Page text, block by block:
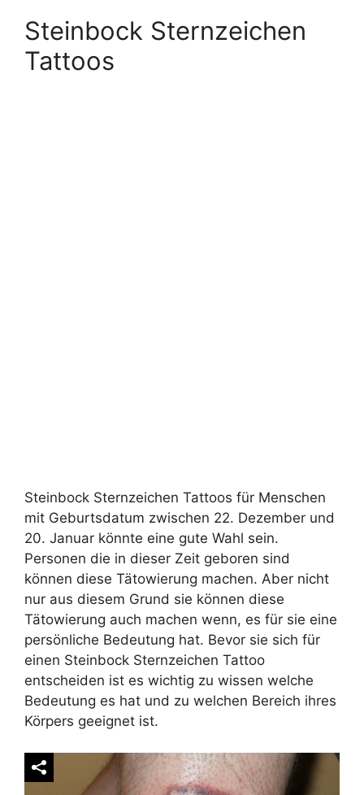
Steinbock Sternzeichen
Tattoos
Steinbock Sternzeichen Tattoos für Menschen
mit Geburtsdatum zwischen 22. Dezember und
20. Januar könnte eine gute Wahl sein.
Personen die in dieser Zeit geboren sind
können diese Tätowierung machen. Aber nicht
nur aus diesem Grund sie können diese
Tätowierung auch machen wenn, es für sie eine
persönliche Bedeutung hat. Bevor sie sich für
einen Steinbock Sternzeichen Tattoo
entscheiden ist es wichtig zu wissen welche
Bedeutung es hat und zu welchen Bereich ihres
Körpers geeignet ist.